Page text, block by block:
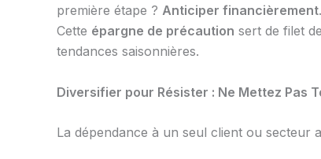
première étape ? Anticiper financièrement
Cette épargne de précaution sert de filet
tendances saisonnières.
Diversifier pour Résister : Ne Mettez Pas
La dépendance à un seul client ou secteur